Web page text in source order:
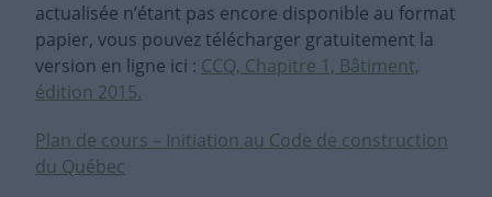
actualisée n’étant pas encore disponible au format
papier, vous pouvez télécharger gratuitement la
version en ligne ici : CCQ, Chapitre 1, Bâtiment,
édition 2015.
Plan de cours – Initiation au Code de construction
du Québec